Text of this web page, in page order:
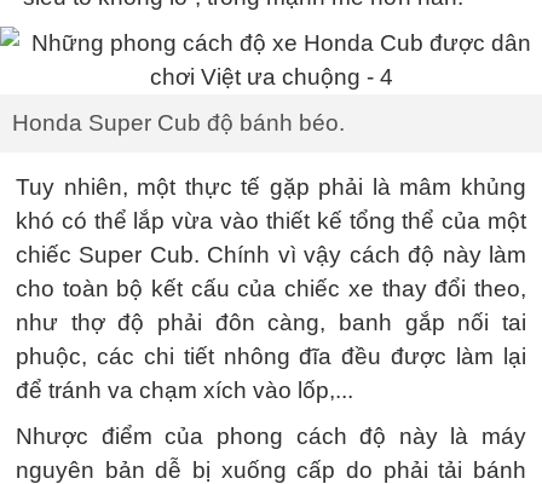
Honda Super Cub độ bánh béo.
Tuy nhiên, một thực tế gặp phải là mâm khủng
khó có thể lắp vừa vào thiết kế tổng thể của một
chiếc Super Cub. Chính vì vậy cách độ này làm
cho toàn bộ kết cấu của chiếc xe thay đổi theo,
như thợ độ phải đôn càng, banh gắp nối tai
phuộc, các chi tiết nhông đĩa đều được làm lại
để tránh va chạm xích vào lốp,...
Nhược điểm của phong cách độ này là máy
nguyên bản dễ bị xuống cấp do phải tải bánh